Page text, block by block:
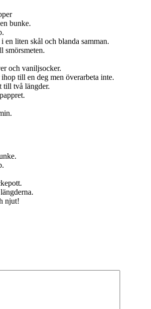
bunke.
en liten skål och blanda samman.
smörsmeten.
och vaniljsocker.
till en deg men överarbeta inte.
till två längder.
njut!